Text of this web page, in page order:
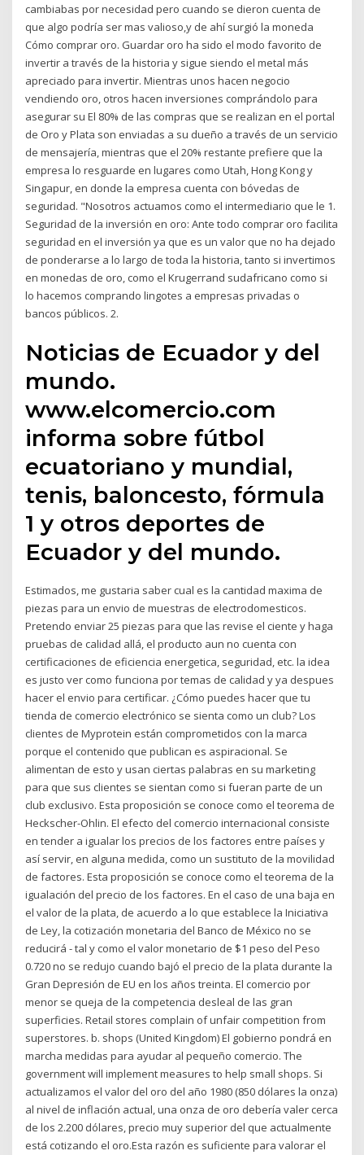
cambiabas por necesidad pero cuando se dieron cuenta de
que algo podría ser mas valioso,y de ahí surgió la moneda
Cómo comprar oro. Guardar oro ha sido el modo favorito de
invertir a través de la historia y sigue siendo el metal más
apreciado para invertir. Mientras unos hacen negocio
vendiendo oro, otros hacen inversiones comprándolo para
asegurar su El 80% de las compras que se realizan en el portal
de Oro y Plata son enviadas a su dueño a través de un servicio
de mensajería, mientras que el 20% restante prefiere que la
empresa lo resguarde en lugares como Utah, Hong Kong y
Singapur, en donde la empresa cuenta con bóvedas de
seguridad. "Nosotros actuamos como el intermediario que le 1.
Seguridad de la inversión en oro: Ante todo comprar oro facilita
seguridad en el inversión ya que es un valor que no ha dejado
de ponderarse a lo largo de toda la historia, tanto si invertimos
en monedas de oro, como el Krugerrand sudafricano como si
lo hacemos comprando lingotes a empresas privadas o
bancos públicos. 2.
Noticias de Ecuador y del
mundo.
www.elcomercio.com
informa sobre fútbol
ecuatoriano y mundial,
tenis, baloncesto, fórmula
1 y otros deportes de
Ecuador y del mundo.
Estimados, me gustaria saber cual es la cantidad maxima de
piezas para un envio de muestras de electrodomesticos.
Pretendo enviar 25 piezas para que las revise el ciente y haga
pruebas de calidad allá, el producto aun no cuenta con
certificaciones de eficiencia energetica, seguridad, etc. la idea
es justo ver como funciona por temas de calidad y ya despues
hacer el envio para certificar. ¿Cómo puedes hacer que tu
tienda de comercio electrónico se sienta como un club? Los
clientes de Myprotein están comprometidos con la marca
porque el contenido que publican es aspiracional. Se
alimentan de esto y usan ciertas palabras en su marketing
para que sus clientes se sientan como si fueran parte de un
club exclusivo. Esta proposición se conoce como el teorema de
Heckscher-Ohlin. El efecto del comercio internacional consiste
en tender a igualar los precios de los factores entre países y
así servir, en alguna medida, como un sustituto de la movilidad
de factores. Esta proposición se conoce como el teorema de la
igualación del precio de los factores. En el caso de una baja en
el valor de la plata, de acuerdo a lo que establece la Iniciativa
de Ley, la cotización monetaria del Banco de México no se
reducirá - tal y como el valor monetario de $1 peso del Peso
0.720 no se redujo cuando bajó el precio de la plata durante la
Gran Depresión de EU en los años treinta. El comercio por
menor se queja de la competencia desleal de las gran
superficies. Retail stores complain of unfair competition from
superstores. b. shops (United Kingdom) El gobierno pondrá en
marcha medidas para ayudar al pequeño comercio. The
government will implement measures to help small shops. Si
actualizamos el valor del oro del año 1980 (850 dólares la onza)
al nivel de inflación actual, una onza de oro debería valer cerca
de los 2.200 dólares, precio muy superior del que actualmente
está cotizando el oro.Esta razón es suficiente para valorar el